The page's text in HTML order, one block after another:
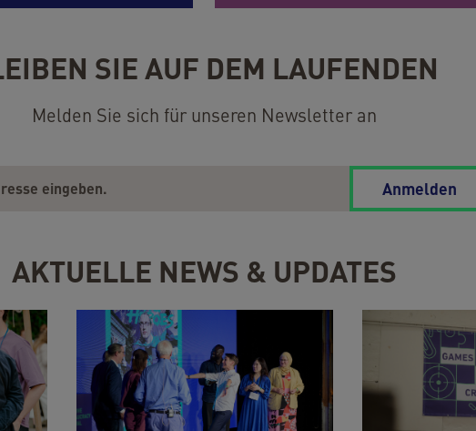
SIE AUF DEM LAUFENDEN
Melden Sie sich für unseren Newsletter an
Anmelden
AKTUELLE NEWS & UPDATES